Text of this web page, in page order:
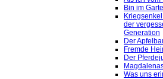
Bin im
der
Generation
Der
Fremde
Der
Was uns